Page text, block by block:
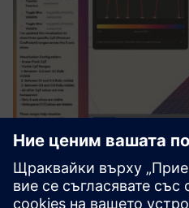
GPStudio